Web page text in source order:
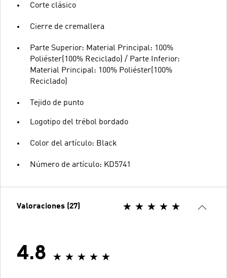
Corte clásico
Cierre de cremallera
Parte Superior: Material Principal: 100%
Poliéster(100% Reciclado) / Parte Inferior:
Material Principal: 100% Poliéster(100%
Reciclado)
Tejido de punto
Logotipo del trébol bordado
Color del artículo: Black
Número de artículo: KD5741
Valoraciones (27)
4.8